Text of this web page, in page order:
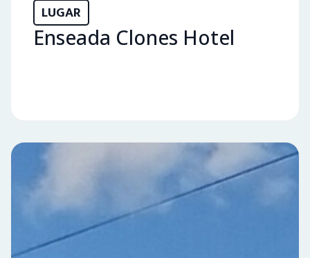
LUGAR
Enseada Clones Hotel